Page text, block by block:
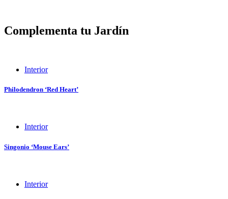
Complementa tu Jardín
Interior
Philodendron ‘Red Heart’
Interior
Singonio ‘Mouse Ears’
Interior